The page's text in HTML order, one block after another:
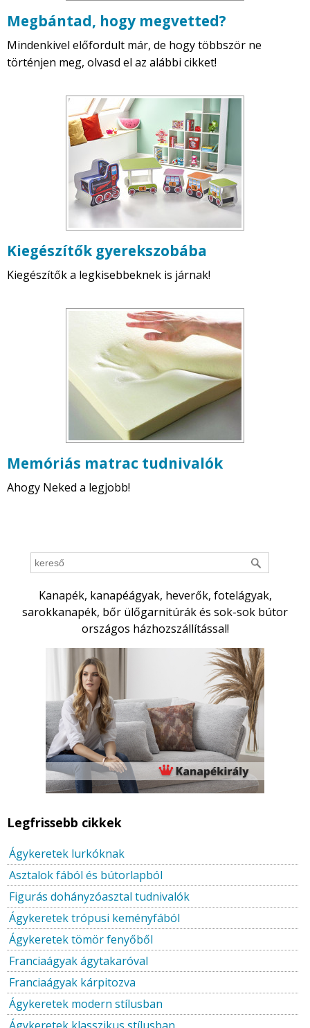
Megbántad, hogy megvetted?
Mindenkivel előfordult már, de hogy többször ne
történjen meg, olvasd el az alábbi cikket!
Kiegészítők gyerekszobába
Kiegészítők a legkisebbeknek is járnak!
Memóriás matrac tudnivalók
Ahogy Neked a legjobb!
Kanapék, kanapéágyak, heverők, fotelágyak,
sarokkanapék, bőr ülőgarnitúrák és sok-sok bútor
országos házhozszállítással!
Legfrissebb cikkek
Ágykeretek lurkóknak
Asztalok fából és bútorlapból
Figurás dohányzóasztal tudnivalók
Ágykeretek trópusi keményfából
Ágykeretek tömör fenyőből
Franciaágyak ágytakaróval
Franciaágyak kárpitozva
Ágykeretek modern stílusban